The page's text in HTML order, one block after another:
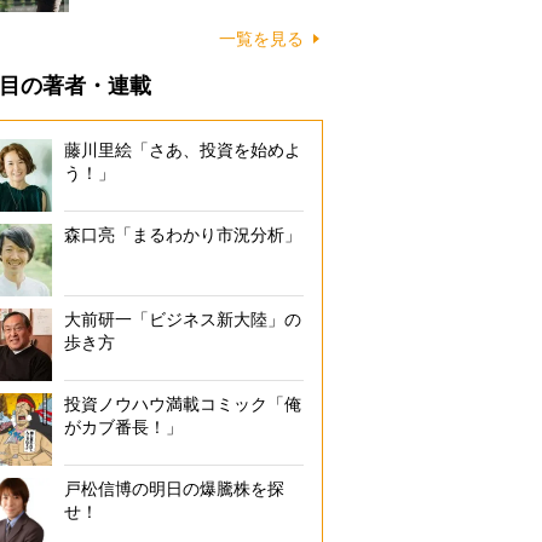
一覧を見る
の著者・連載
藤川里絵「さあ、投資を始めよ
う！」
森口亮「まるわかり市況分析」
大前研一「ビジネス新大陸」の
歩き方
投資ノウハウ満載コミック「俺
がカブ番長！」
戸松信博の明日の爆騰株を探
せ！